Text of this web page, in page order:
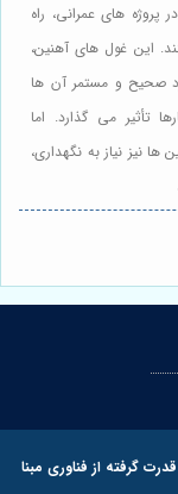
های عمرانی، راه
این غول های آهنین،
صحیح و مستمر آن ها
تأثیر می گذارد. اما
نیز نیاز به نگهداری،
قدرت گرفته از فناوری مبنا